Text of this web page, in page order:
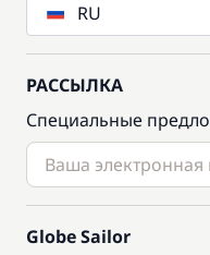
RU
РАССЫЛКА
Специальные
Globe Sailor